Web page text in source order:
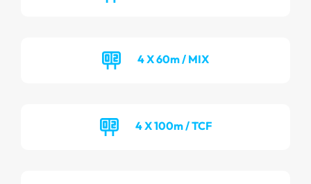
4 X 60m / MIX
4 X 100m / TCF